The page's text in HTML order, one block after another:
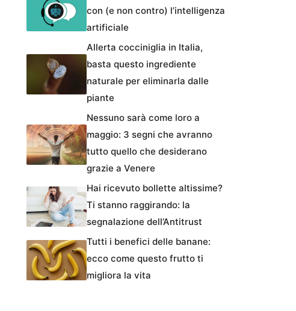
con (e non contro) l’intelligenza
artificiale
Allerta cocciniglia in Italia,
basta questo ingrediente
naturale per eliminarla dalle
piante
Nessuno sarà come loro a
maggio: 3 segni che avranno
tutto quello che desiderano
grazie a Venere
Hai ricevuto bollette altissime?
Ti stanno raggirando: la
segnalazione dell’Antitrust
Tutti i benefici delle banane:
ecco come questo frutto ti
migliora la vita